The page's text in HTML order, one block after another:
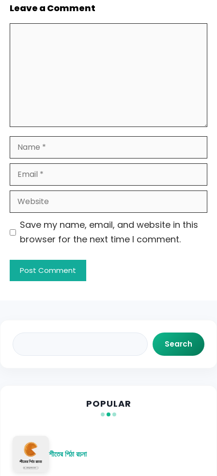
Leave a Comment
Name
Email
Website
Save my name, email, and website in this
browser for the next time I comment.
Search
Search
POPULAR
শীতের পিঠা রচনা